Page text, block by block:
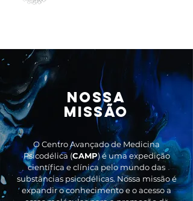
nossa
MISSÃO
O Centro Avançado de Medicina
Psicodélica (CAMP) é uma expedição
científica e clínica pelo mundo das
substâncias psicodélicas. Nossa missão é
expandir o conhecimento e o acesso a